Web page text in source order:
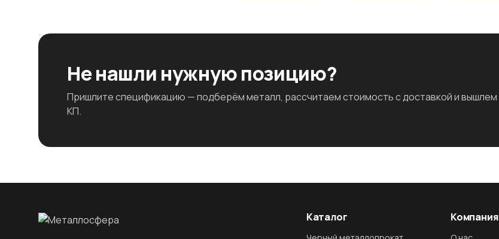
Не нашли нужную позицию?
Пришлите спецификацию — подберём металл, рассчитаем стоимость с доставкой и вышлем
КП.
Каталог Компания